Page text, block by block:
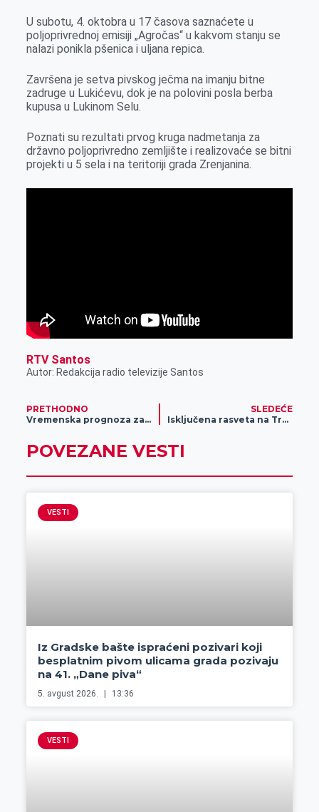
r
n
A
p
i
l
U subotu, 4. oktobra u 17 časova saznaćete u
poljoprivrednoj emisiji „Agročas“ u kakvom stanju se
nalazi ponikla pšenica i uljana repica.
Završena je setva pivskog ječma na imanju bitne
zadruge u Lukićevu, dok je na polovini posla berba
kupusa u Lukinom Selu.
Poznati su rezultati prvog kruga nadmetanja za
državno poljoprivredno zemljište i realizovaće se bitni
projekti u 5 sela i na teritoriji grada Zrenjanina.
RTV Santos
Autor: Redakcija radio televizije Santos
PRETHODNO
Vremenska prognoza za 4. novembar
SLEDEĆE
Isključena rasveta na Trgu slobode, saznajte zašto
POVEZANE VESTI
VESTI
Iz Gradske bašte ispraćeni pozivari koji
besplatnim pivom ulicama grada pozivaju
na 41. „Dane piva“
5. avgust 2026. 13:36
VESTI